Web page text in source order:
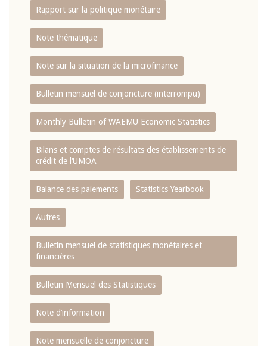
Rapport sur la politique monétaire
Note thématique
Note sur la situation de la microfinance
Bulletin mensuel de conjoncture (interrompu)
Monthly Bulletin of WAEMU Economic Statistics
Bilans et comptes de résultats des établissements de
crédit de l‘UMOA
Balance des paiements Statistics Yearbook
Autres
Bulletin mensuel de statistiques monétaires et
financières
Bulletin Mensuel des Statistiques
Note d’information
Note mensuelle de conjoncture